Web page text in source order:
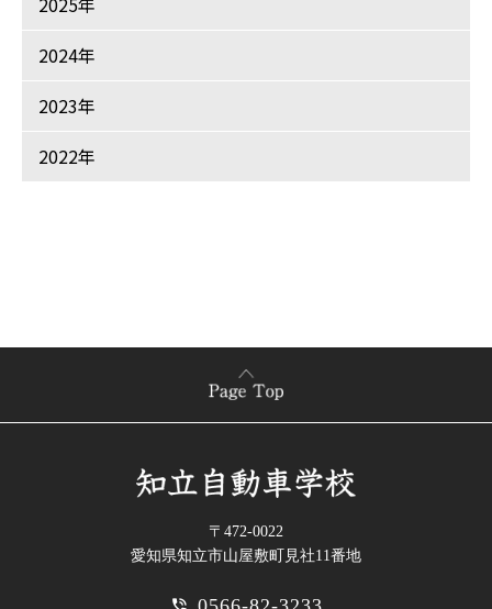
2024年
2023年
2022年
〒472-0022
愛知県知立市山屋敷町見社11番地
phone_in_talk